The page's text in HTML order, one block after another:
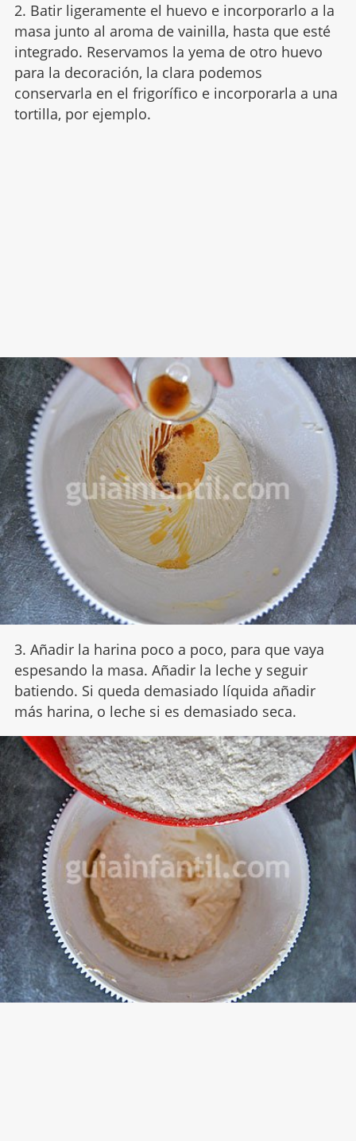
2. Batir ligeramente el huevo e incorporarlo a la
masa junto al aroma de vainilla, hasta que esté
integrado. Reservamos la yema de otro huevo
para la decoración, la clara podemos
conservarla en el frigorífico e incorporarla a una
tortilla, por ejemplo.
3. Añadir la harina poco a poco, para que vaya
espesando la masa. Añadir la leche y seguir
batiendo. Si queda demasiado líquida añadir
más harina, o leche si es demasiado seca.